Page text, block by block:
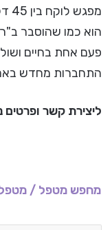
הוא כמו שהוסבר
פעם אחת בחיים
התחברות מחדש
ליצירת קשר ופרטים
מחפש מטפל /